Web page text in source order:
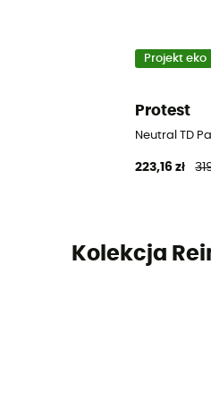
Projekt eko
Protest
Neutral TD
223,16 zł
Kolekcja